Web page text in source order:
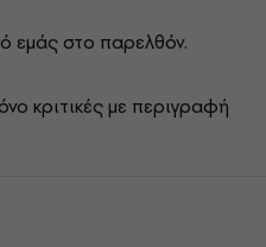
εμάς στο παρελθόν.
κριτικές με περιγραφή